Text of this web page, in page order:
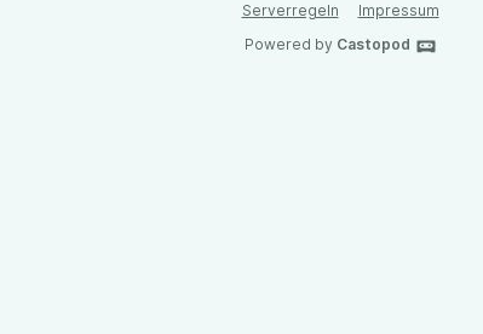
Serverregeln
Impressum
Powered by Castopod